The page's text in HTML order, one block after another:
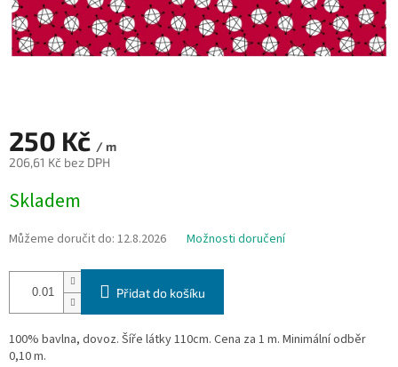
250 Kč / m
206,61 Kč bez DPH
cena:
Skladem
Můžeme doručit do: 12.8.2026 Možnosti doručení
Přidat do košíku
100% bavlna, dovoz. Šíře látky 110cm. Cena za 1 m. Minimální odběr
0,10 m.